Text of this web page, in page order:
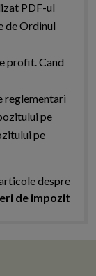
PDF-ul
de Ordinul
profit. Cand
reglementari
pe
pe
despre
de impozit